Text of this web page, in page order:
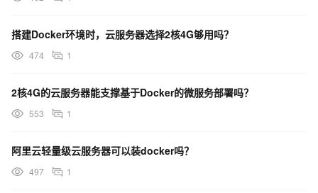
搭建Docker环境时，云服务器选择2核4G够用吗？
474 1
2核4G的云服务器能支撑基于Docker的微服务部署吗？
553 1
阿里云轻量级云服务器可以装docker吗？
497 1